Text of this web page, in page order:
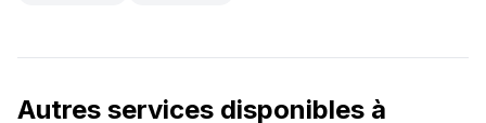
Autres services disponibles à